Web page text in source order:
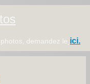
demandez le ici.